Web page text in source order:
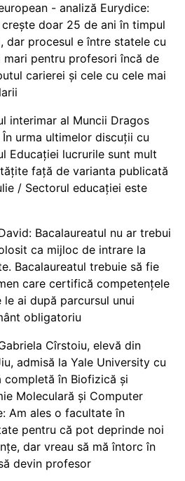
- analiză Eurydice:
crește doar 25 de ani în timpul
dar procesul e între statele cu
mari pentru profesori încă de
carierei și cele cu cele mai
interimar al Muncii Dragos
În urma ultimelor discuții cu
Educației lucrurile sunt mult
față de varianta publicată
/ Sectorul educației este
Bacalaureatul nu ar trebui
ca mijloc de intrare la
Bacalaureatul trebuie să fie
care certifică competențele
le ai după parcursul unui
obligatoriu
Cîrstoiu, elevă din
admisă la Yale University cu
completă în Biofizică și
Moleculară și Computer
Am ales o facultate în
pentru că pot deprinde noi
dar vreau să mă întorc în
devin profesor